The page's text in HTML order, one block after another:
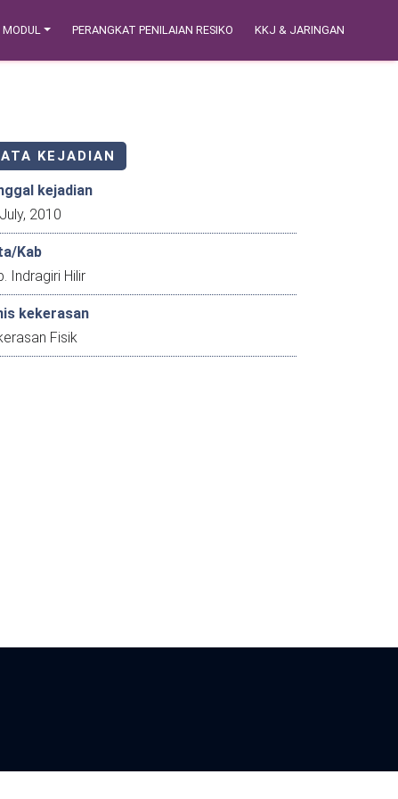
MODUL PERANGKAT PENILAIAN RESIKO KKJ & JARINGAN
KEJADIAN
kejadian
31 July, 2010
Kab
Indragiri Hilir
kekerasan
Fisik